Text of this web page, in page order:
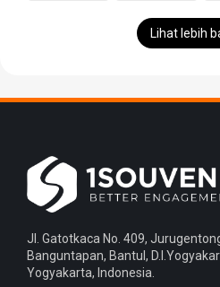
Lihat lebih
Jl. Gatotkaca No. 409,
Banguntapan, Bantul,
Yogyakarta, Indonesia.